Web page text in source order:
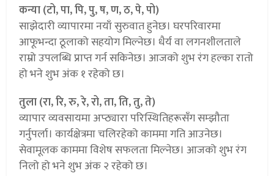
कन्या (टो, पा, पि, पु, ष, ण, ठ, पे, पो)
साझेदारी व्यापारमा नयाँ सुरुवात हुनेछ। घरपरिवारमा
आफूभन्दा ठूलाको सहयोग मिल्नेछ। धैर्य वा लगनशीलताले
राम्रो उपलब्धि प्राप्त गर्न सकिनेछ। आजको शुभ रंग हल्का रातो
हो भने शुभ अंक १ रहेको छ।
तुला (रा, रि, रु, रे, रो, ता, ति, तु, ते)
व्यापार व्यवसायमा अप्ठ्यारा परिस्थितिहरूसँग सम्झौता
गर्नुपर्ला। कार्यक्षेत्रमा चलिरहेको काममा गति आउनेछ।
सेवामूलक काममा विशेष सफलता मिल्नेछ। आजको शुभ रंग
निलो हो भने शुभ अंक २ रहेको छ।